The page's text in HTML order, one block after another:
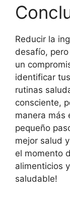
Reducir la
desafío,
un
identificar
rutinas
consciente,
manera más
pequeño
mejor salud
el momento
alimenticios
saludable!